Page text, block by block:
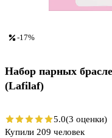
-17%
Набор парных
(Lafilaf)
5.0(3 оценки)
Купили 209 человек